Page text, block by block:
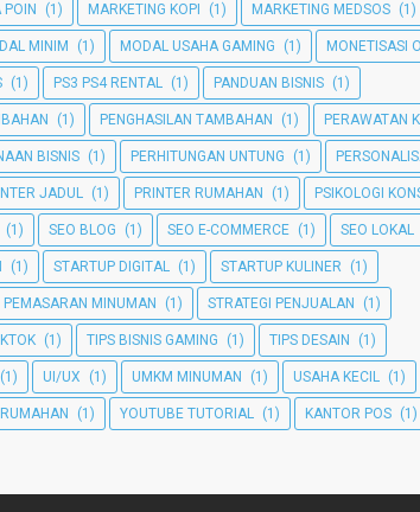
POIN (1) MARKETING KOPI (1) MARKETING MEDSOS (1)
MINIM (1) MODAL USAHA GAMING (1) MONETISASI
(1) PS3 PS4 RENTAL (1) PANDUAN BISNIS (1)
(1) PENGHASILAN TAMBAHAN (1) PERAWATAN
BISNIS (1) PERHITUNGAN UNTUNG (1)
JADUL (1) PRINTER RUMAHAN (1) PSIKOLOGI
(1) SEO BLOG (1) SEO E-COMMERCE (1) SEO LOKAL
(1) STARTUP DIGITAL (1) STARTUP KULINER (1)
PEMASARAN MINUMAN (1) STRATEGI PENJUALAN (1)
(1) TIPS BISNIS GAMING (1) TIPS DESAIN (1)
(1) UI/UX (1) UMKM MINUMAN (1) USAHA KECIL (1)
(1) YOUTUBE TUTORIAL (1) KANTOR POS (1)